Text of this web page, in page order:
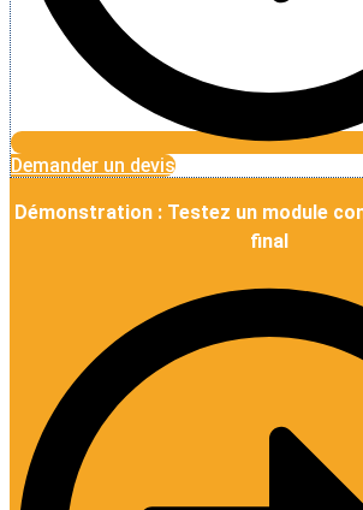
Demander un devis
Démonstration : Testez un module
final